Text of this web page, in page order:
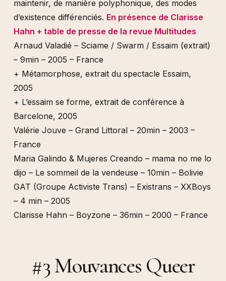
maintenir, de manière polyphonique, des modes
d’existence différenciés. En présence de Clarisse
Hahn + table de presse de la revue Multitudes
Arnaud Valadié – Sciame / Swarm / Essaim (extrait)
– 9min – 2005 – France
+ Métamorphose, extrait du spectacle Essaim,
2005
+ L’essaim se forme, extrait de conférence à
Barcelone, 2005
Valérie Jouve – Grand Littoral – 20min – 2003 –
France
Maria Galindo & Mujeres Creando – mama no me lo
dijo – Le sommeil de la vendeuse – 10min – Bolivie
GAT (Groupe Activiste Trans) – Existrans – XXBoys
– 4 min – 2005
Clarisse Hahn – Boyzone – 36min – 2000 – France
#3 Mouvances Queer